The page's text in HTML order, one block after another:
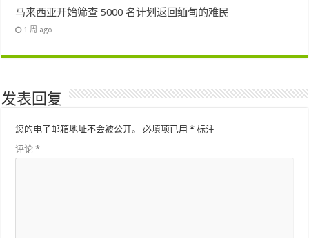
马来西亚开始筛查 5000 名计划返回缅甸的难民
1 周 ago
发表回复
您的电子邮箱地址不会被公开。 必填项已用* 标注
评论*